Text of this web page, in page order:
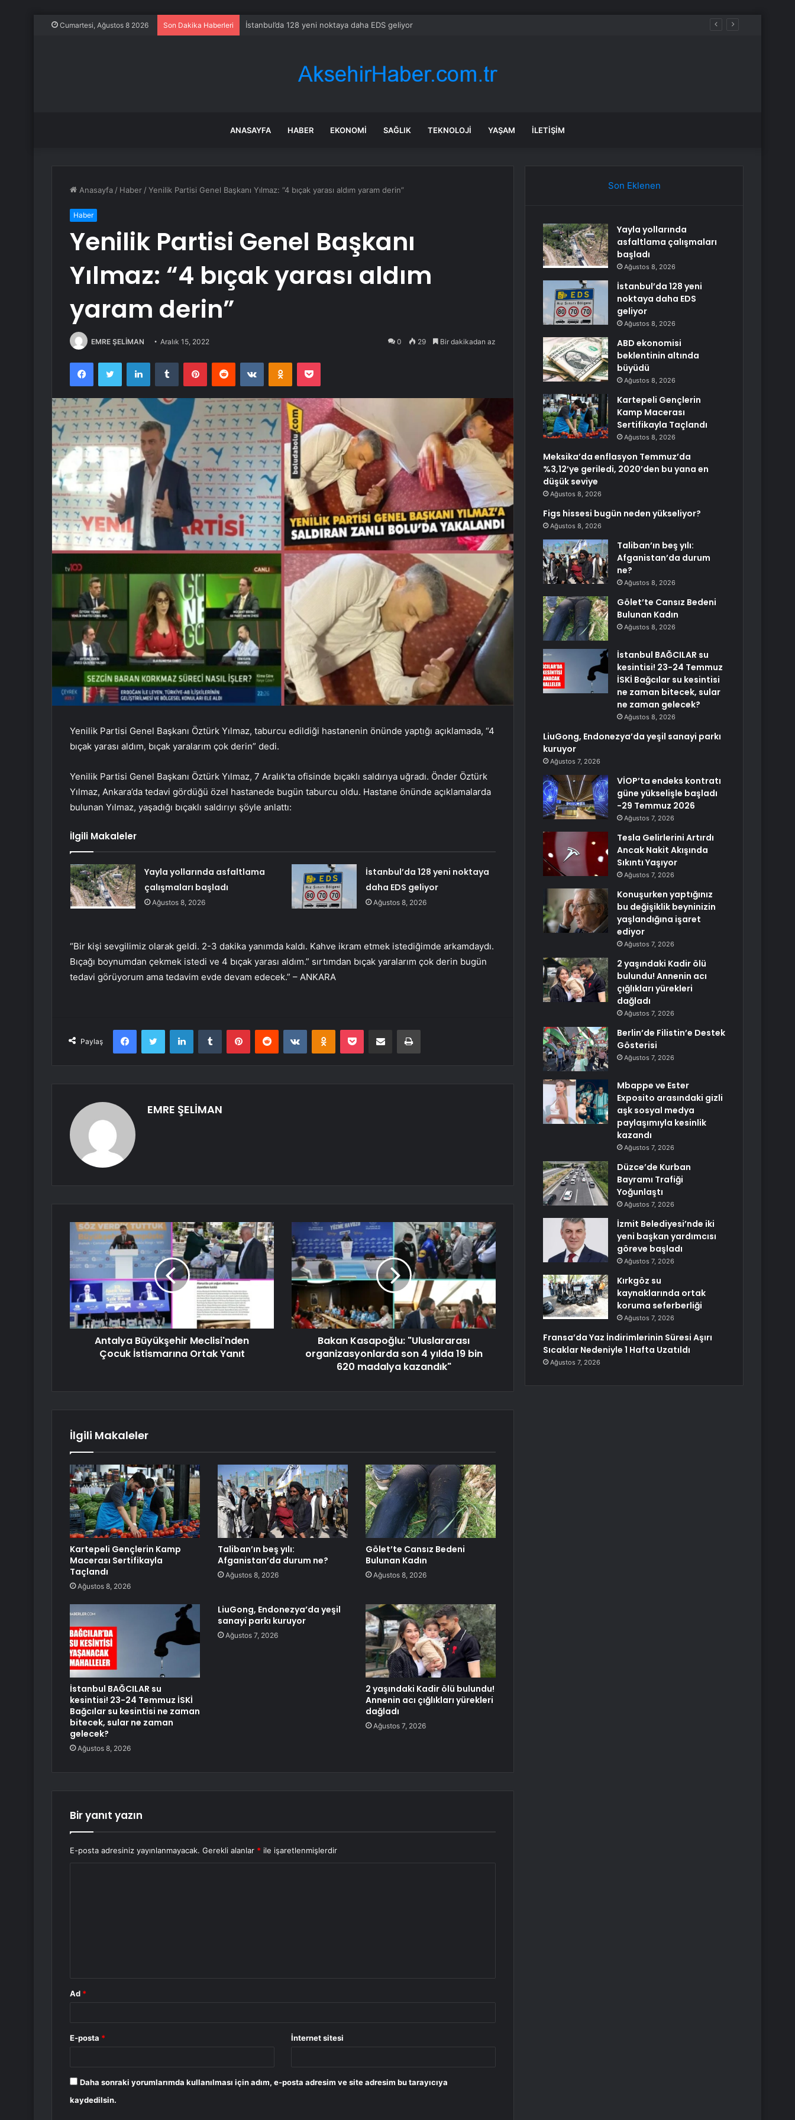
Cumartesi, Ağustos 8 2026 Son Dakika Haberleri İstanbul’da 128 yeni noktaya daha EDS geliyor
ANASAYFA HABER EKONOMI SAĞLIK TEKNOLOJI YAŞAM İLETIŞIM
Anasayfa / Haber /Yenilik Partisi Genel Başkanı Yılmaz: “4 bıçak yarası aldım yaram derin”
Haber
Yenilik Partisi Genel Başkanı
Yılmaz: “4 bıçak yarası aldım
yaram derin”
EMRE ŞELİMAN Aralık 15, 2022 0 29 Bir dakikadan az
FacebookTwitter LinkedInTumblr PinterestReddit VKontakteOdnoklassniki
Pocket
Yenilik Partisi Genel Başkanı Öztürk Yılmaz, taburcu edildiği hastanenin önünde yaptığı açıklamada, “4
bıçak yarası aldım, bıçak yaralarım çok derin” dedi.
Yenilik Partisi Genel Başkanı Öztürk Yılmaz, 7 Aralık’ta ofisinde bıçaklı saldırıya uğradı. Önder Öztürk
Yılmaz, Ankara’da tedavi gördüğü özel hastanede bugün taburcu oldu. Hastane önünde açıklamalarda
bulunan Yılmaz, yaşadığı bıçaklı saldırıyı şöyle anlattı:
İlgili Makaleler
Yayla yollarında asfaltlama
çalışmaları başladı
Ağustos 8, 2026
İstanbul’da 128 yeni noktaya
daha EDS geliyor
Ağustos 8, 2026
“Bir kişi sevgilimiz olarak geldi. 2-3 dakika yanımda kaldı. Kahve ikram etmek istediğimde arkamdaydı.
Bıçağı boynumdan çekmek istedi ve 4 bıçak yarası aldım.” sırtımdan bıçak yaralarım çok derin bugün
tedavi görüyorum ama tedavim evde devam edecek.” – ANKARA
Paylaş
FacebookTwitter LinkedInTumblr PinterestReddit VKontakteOdnoklassniki
Pocket E-Posta ile paylaş Yazdır
EMRE ŞELİMAN
Antalya Büyükşehir Meclisi'nden
Çocuk İstismarına Ortak Yanıt
Bakan Kasapoğlu: "Uluslararası
organizasyonlarda son 4 yılda 19 bin
620 madalya kazandık"
İlgili Makaleler
Kartepeli Gençlerin Kamp
Macerası Sertifikayla
Taçlandı
Ağustos 8, 2026
Taliban’ın beş yılı:
Afganistan’da durum ne?
Ağustos 8, 2026
Gölet’te Cansız Bedeni
Bulunan Kadın
Ağustos 8, 2026
İstanbul BAĞCILAR su
kesintisi! 23-24 Temmuz İSKİ
Bağcılar su kesintisi ne zaman
bitecek, sular ne zaman
gelecek?
Ağustos 8, 2026
LiuGong, Endonezya’da yeşil
sanayi parkı kuruyor
Ağustos 7, 2026
2 yaşındaki Kadir ölü bulundu!
Annenin acı çığlıkları yürekleri
dağladı
Ağustos 7, 2026
Bir yanıt yazın
E-posta adresiniz yayınlanmayacak. Gerekli alanlar * ile işaretlenmişlerdir
Ad *
E-posta * İnternet sitesi
Daha sonraki yorumlarımda kullanılması için adım, e-posta adresim ve site adresim bu tarayıcıya
kaydedilsin.
Son Eklenen
Yayla yollarında
asfaltlama çalışmaları
başladı
Ağustos 8, 2026
İstanbul’da 128 yeni
noktaya daha EDS
geliyor
Ağustos 8, 2026
ABD ekonomisi
beklentinin altında
büyüdü
Ağustos 8, 2026
Kartepeli Gençlerin
Kamp Macerası
Sertifikayla Taçlandı
Ağustos 8, 2026
Meksika’da enflasyon Temmuz’da
%3,12’ye geriledi, 2020’den bu yana en
düşük seviye
Ağustos 8, 2026
Figs hissesi bugün neden yükseliyor?
Ağustos 8, 2026
Taliban’ın beş yılı:
Afganistan’da durum
ne?
Ağustos 8, 2026
Gölet’te Cansız Bedeni
Bulunan Kadın
Ağustos 8, 2026
İstanbul BAĞCILAR su
kesintisi! 23-24 Temmuz
İSKİ Bağcılar su kesintisi
ne zaman bitecek, sular
ne zaman gelecek?
Ağustos 8, 2026
LiuGong, Endonezya’da yeşil sanayi parkı
kuruyor
Ağustos 7, 2026
VİOP’ta endeks kontratı
güne yükselişle başladı
-29 Temmuz 2026
Ağustos 7, 2026
Tesla Gelirlerini Artırdı
Ancak Nakit Akışında
Sıkıntı Yaşıyor
Ağustos 7, 2026
Konuşurken yaptığınız
bu değişiklik beyninizin
yaşlandığına işaret
ediyor
Ağustos 7, 2026
2 yaşındaki Kadir ölü
bulundu! Annenin acı
çığlıkları yürekleri
dağladı
Ağustos 7, 2026
Berlin’de Filistin’e Destek
Gösterisi
Ağustos 7, 2026
Mbappe ve Ester
Exposito arasındaki gizli
aşk sosyal medya
paylaşımıyla kesinlik
kazandı
Ağustos 7, 2026
Düzce’de Kurban
Bayramı Trafiği
Yoğunlaştı
Ağustos 7, 2026
İzmit Belediyesi’nde iki
yeni başkan yardımcısı
göreve başladı
Ağustos 7, 2026
Kırkgöz su
kaynaklarında ortak
koruma seferberliği
Ağustos 7, 2026
Fransa’da Yaz İndirimlerinin Süresi Aşırı
Sıcaklar Nedeniyle 1 Hafta Uzatıldı
Ağustos 7, 2026